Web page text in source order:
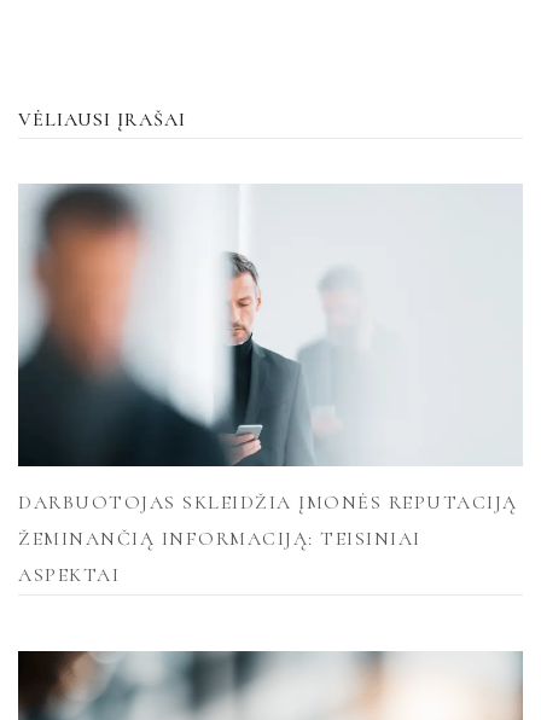
VĖLIAUSI ĮRAŠAI
DARBUOTOJAS SKLEIDŽIA ĮMONĖS REPUTACIJĄ
ŽEMINANČIĄ INFORMACIJĄ: TEISINIAI
ASPEKTAI